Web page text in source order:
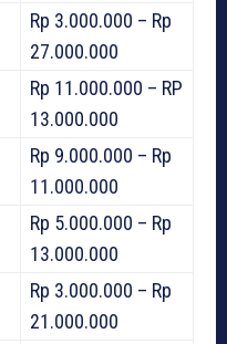
Rp 3.000.000 – Rp
27.000.000
Rp 11.000.000 – RP
13.000.000
Rp 9.000.000 – Rp
11.000.000
Rp 5.000.000 – Rp
13.000.000
Rp 3.000.000 – Rp
21.000.000